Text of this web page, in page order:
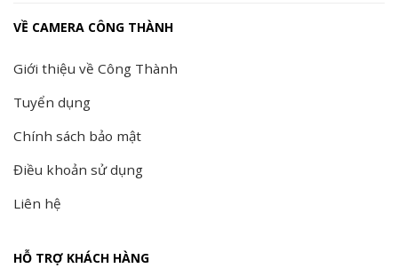
VỀ CAMERA CÔNG THÀNH
Giới thiệu về Công Thành
Tuyển dụng
Chính sách bảo mật
Điều khoản sử dụng
Liên hệ
HỖ TRỢ KHÁCH HÀNG